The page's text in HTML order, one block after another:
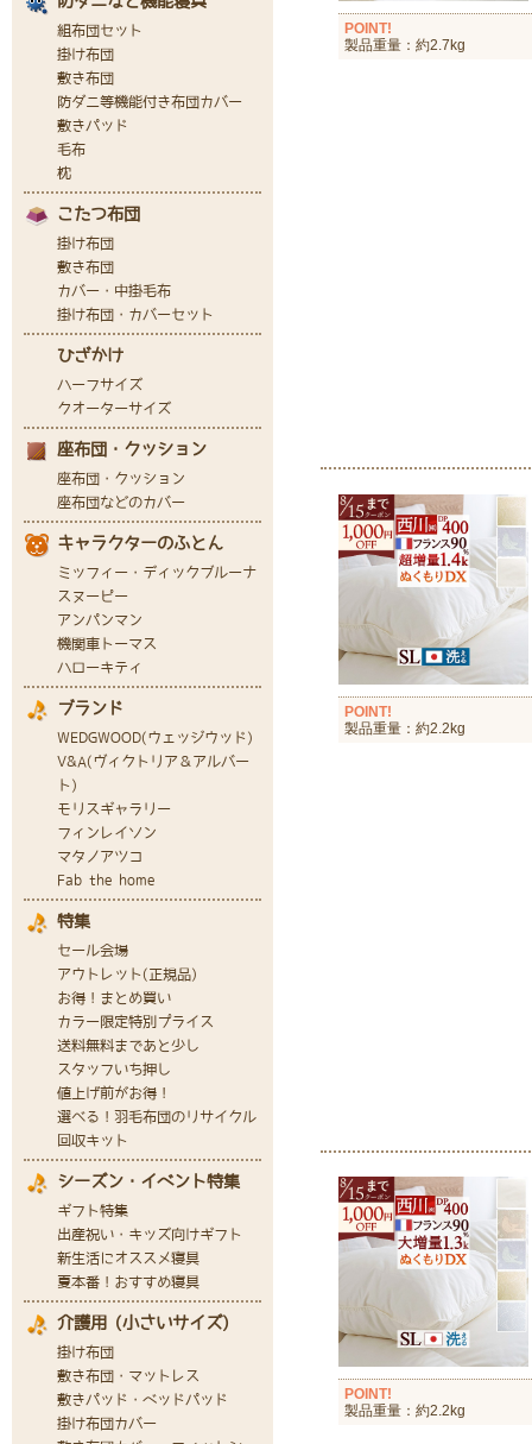
POINT!
製品重量：約2.7kg
POINT!
製品重量：約2.2kg
POINT!
製品重量：約2.2kg